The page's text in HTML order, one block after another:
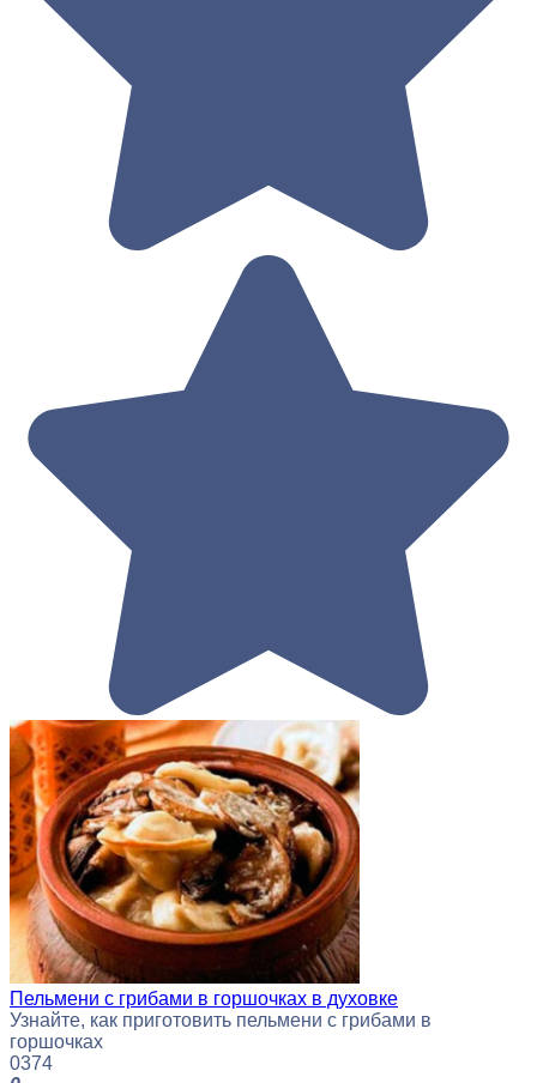
Пельмени с грибами в горшочках в духовке
Узнайте, как приготовить пельмени с грибами в
горшочках
0374